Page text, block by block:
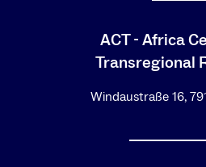
ACT - Africa
Transregional
Windaustraße 16,